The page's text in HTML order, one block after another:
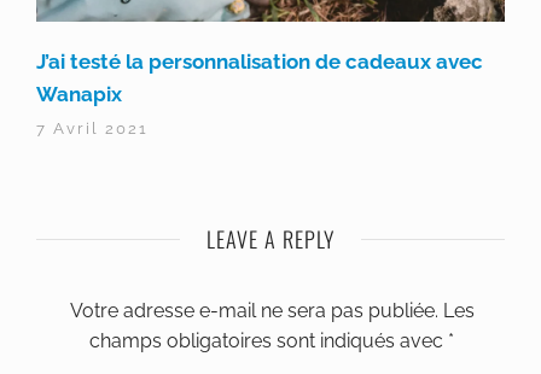
J’ai testé la personnalisation de cadeaux avec
Wanapix
7 Avril 2021
LEAVE A REPLY
Votre adresse e-mail ne sera pas publiée. Les
champs obligatoires sont indiqués avec *